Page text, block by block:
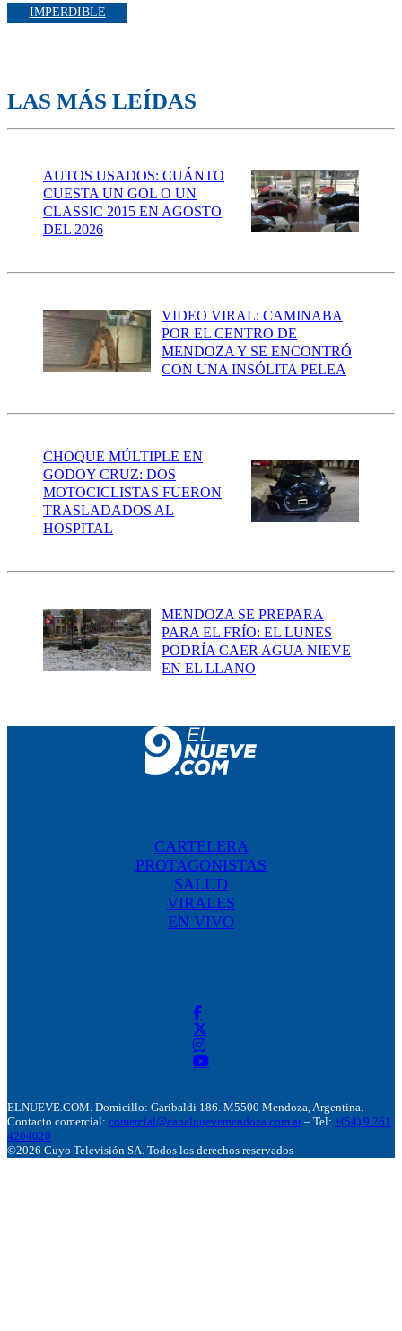
IMPERDIBLE
LAS MÁS LEÍDAS
AUTOS USADOS: CUÁNTO
CUESTA UN GOL O UN
CLASSIC 2015 EN AGOSTO
DEL 2026
VIDEO VIRAL: CAMINABA
POR EL CENTRO DE
MENDOZA Y SE ENCONTRÓ
CON UNA INSÓLITA PELEA
CHOQUE MÚLTIPLE EN
GODOY CRUZ: DOS
MOTOCICLISTAS FUERON
TRASLADADOS AL
HOSPITAL
MENDOZA SE PREPARA
PARA EL FRÍO: EL LUNES
PODRÍA CAER AGUA NIEVE
EN EL LLANO
CARTELERA
PROTAGONISTAS
SALUD
VIRALES
EN VIVO
ELNUEVE.COM. Domicillo: Garibaldi 186. M5500 Mendoza, Argentina.
Contacto comercial: comercial@canalnuevemendoza.com.ar – Tel: +(54) 9 261
4204020
©2026 Cuyo Televisión SA. Todos los derechos reservados